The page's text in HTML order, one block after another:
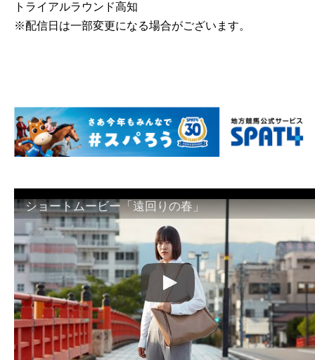
トライアルラウンド高知
※配信日は一部変更になる場合がございます。
ショートムービー「遠回りの春」